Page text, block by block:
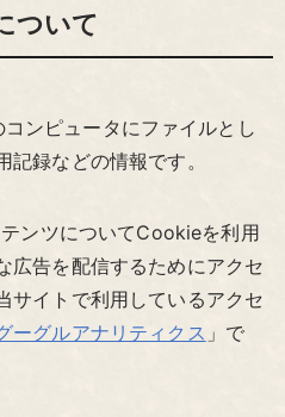
ついて
ンピュータにファイルとし
録などの情報です。
ンツについてCookieを利用
広告を配信するためにアクセ
サイトで利用しているアクセ
ーグルアナリティクス 」で